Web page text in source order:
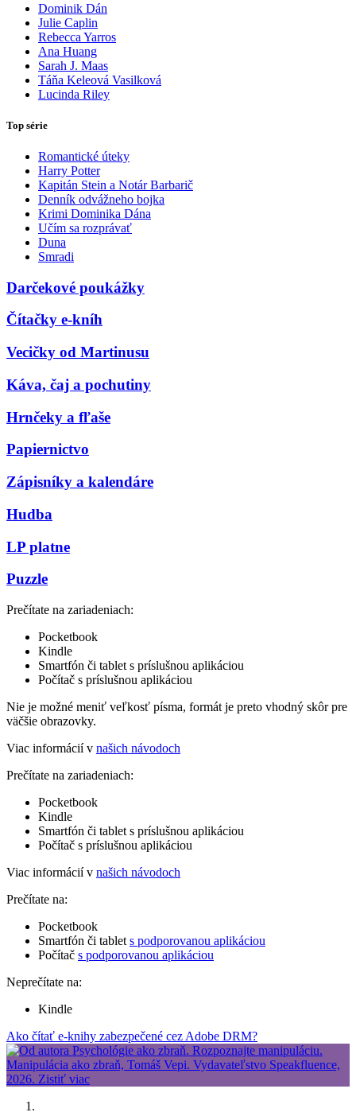
Dominik Dán
Julie Caplin
Rebecca Yarros
Ana Huang
Sarah J. Maas
Táňa Keleová Vasilková
Lucinda Riley
Top série
Romantické úteky
Harry Potter
Kapitán Stein a Notár Barbarič
Denník odvážneho bojka
Krimi Dominika Dána
Učím sa rozprávať
Duna
Smradi
Darčekové poukážky
Čítačky e-kníh
Vecičky od Martinusu
Káva, čaj a pochutiny
Hrnčeky a fľaše
Papiernictvo
Zápisníky a kalendáre
Hudba
LP platne
Puzzle
Prečítate na zariadeniach:
Pocketbook
Kindle
Smartfón či tablet s príslušnou aplikáciou
Počítač s príslušnou aplikáciou
Nie je možné meniť veľkosť písma, formát je preto vhodný skôr pre
väčšie obrazovky.
Viac informácií v našich návodoch
Prečítate na zariadeniach:
Pocketbook
Kindle
Smartfón či tablet s príslušnou aplikáciou
Počítač s príslušnou aplikáciou
Viac informácií v našich návodoch
Prečítate na:
Pocketbook
Smartfón či tablet s podporovanou aplikáciou
Počítač s podporovanou aplikáciou
Neprečítate na:
Kindle
Ako čítať e-knihy zabezpečené cez Adobe DRM?